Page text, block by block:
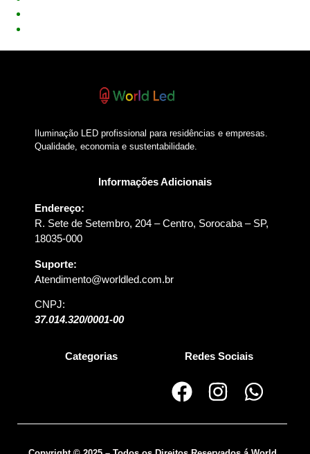
Iluminação LED profissional para residências e empresas.
Qualidade, economia e sustentabilidade.
Informações Adicionais
Endereço:
R. Sete de Setembro, 204 – Centro, Sorocaba – SP,
18035-000
Suporte:
Atendimento@worldled.com.br
CNPJ:
37.014.320/0001-00
Categorias Redes Sociais